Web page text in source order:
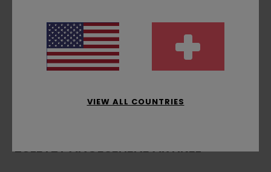
Lack auf Bio-Basis
Zusammensetzung[Hauptstoff] 100 % Holz
Versand & Rückversand
ZULETZT ANGESEHENE ARTIKEL
VIEW ALL COUNTRIES